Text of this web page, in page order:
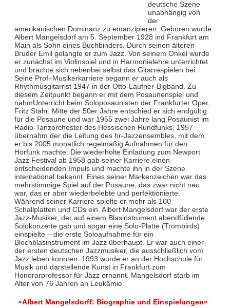
deutsche Szene
unabhängig von
der
amerikanischen Dominanz zu emanzipieren. Geboren wurde
Albert Mangelsdorf am 5. September 1928 ind Frankfurt am
Main als Sohn eines Buchbinders. Durch seinen älteren
Bruder Emil gelangte er zum Jazz. Von seinem Onkel wurde
er zunächst im Violinspiel und in Harmonielehre unterrichtet
und brachte sich nebenbei selbst das Gitarrespielen bei.
Seine Profi-Musikerkarriere begann er auch als
Rhythmusgitarrist 1947 in der Otto-Laufner-Bigband. Zu
diesem Zeitpunkt begann er mit dem Posaunenspiel und
nahmUnterricht beim Soloposaunisten der Frankfurter Oper,
Fritz Stähr. Mitte der 50er Jahre entschied er sich endgültig
für die Posaune und war 1955 zwei Jahre lang Posaunist im
Radio-Tanzorchester des Hessischen Rundfunks. 1957
übernahm der die Leitung des hr-Jazzensembles, mit dem
er bis 2005 monatlich regelmäßig Aufnahmen für den
Hörfunk machte. Die wiederholte Einladung zum Newport
Jazz Festival ab 1958 gab seiner Karriere einen
entscheidenden Impuls und machte ihn in der Szene
international bekannt. Eines seiner Markenzeichen war das
mehrstimmige Spiel auf der Posaune, das zwar nicht neu
war, das er aber wiederbelebte und perfektionierte.
Während seiner Karriere spielte er mehr als 100
Schallplatten und CDs ein. Albert Mangelsdorf war der erste
Jazz-Musiker, der auf einem Blasinstrument abendfüllende
Solokonzerte gab und sogar eine Solo-Platte (Trombirds)
einspielte – die erste Soloaufnahme für ein
Blechblasinstrument im Jazz überhaupt. Er war auch einer
der ersten deutschen Jazzmusiker, die ausschließlich vom
Jazz leben konnten. 1993 wurde er an der Hochschule für
Musik und darstellende Kunst in Frankfurt zum
Honorarprofessor für Jazz ernannt. Mangelsdorf starb im
Alter von 76 Jahren an Leukämie.
»Albert Mangelsdorff: Biographie und Einspielungen«